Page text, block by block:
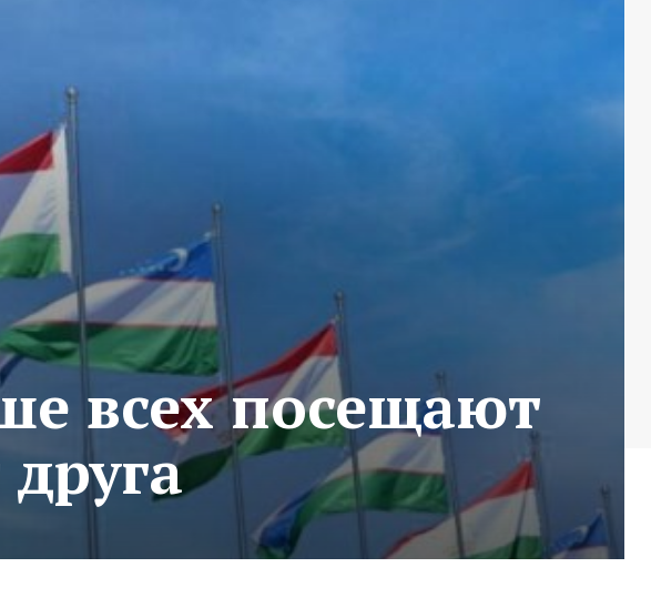
всех посещают